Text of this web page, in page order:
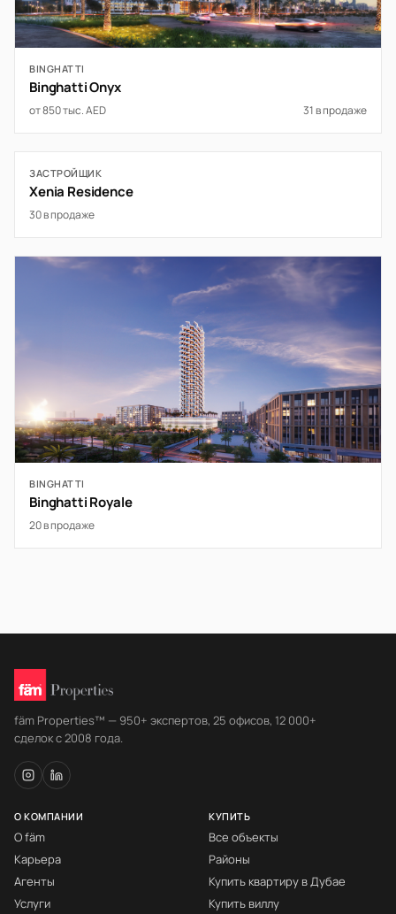
BINGHATTI
Binghatti Onyx
от 850 тыс. AED 31 в продаже
ЗАСТРОЙЩИК
Xenia Residence
30 в продаже
BINGHATTI
Binghatti Royale
20 в продаже
fäm Properties™ — 950+ экспертов, 25 офисов, 12 000+
сделок с 2008 года.
О КОМПАНИИ
О fäm
Карьера
Агенты
Услуги
КУПИТЬ
Все объекты
Районы
Купить квартиру в Дубае
Купить виллу